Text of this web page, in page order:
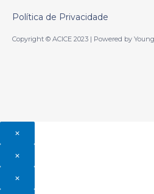
Política de Privacidade
Copyright © ACICE 2023 | Powered by
×
×
×